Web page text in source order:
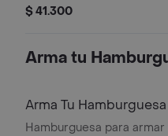
tu elección
$ 41.300
Arma tu
Arma Tu Hamburguesa
Hamburguesa para